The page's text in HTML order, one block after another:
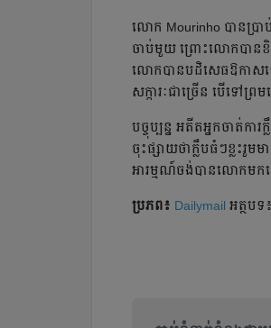
លោក Mourinho បាន​ប្រា
ចាប់​មួយ ព្រោះ​លោក​បាន​
លោក​បាន​បដិសេធ​ឱកាស​ទ
សក្ការៈ​ជា​ច្រើន​ បើ​ទៅ​
បច្ចុប្បន្ន អតីត​អ្នក​ចាត់​កា
ចុះ​ផ្សាយ​ថា​ក្លឹប​ធំៗ​ខ្លះ​រួម​
អារម្មណ៍​ចង់​បាន​លោក​មក​ធ្
ប្រភព៖ Dailymail អត្ថបទ